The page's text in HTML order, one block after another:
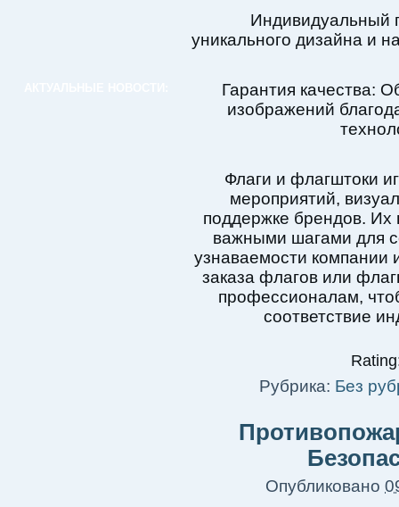
Индивидуальный
уникального дизайна и
Гарантия качества:
изображений
Флаги и флагштоки
мероприятий,
поддержке брендов. Их
важными шагами для
узнаваемости компании
заказа флагов или
профессионалам,
соответствие
Рубрика: Без
Опубликовано